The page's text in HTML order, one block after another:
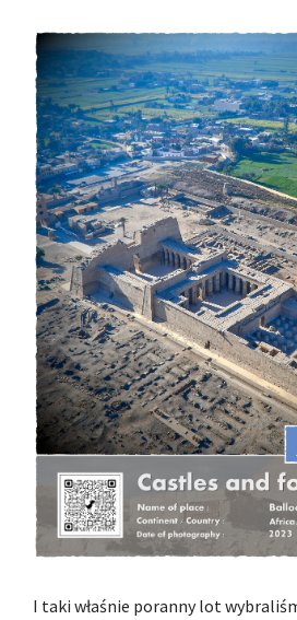
I taki właśnie poranny lot